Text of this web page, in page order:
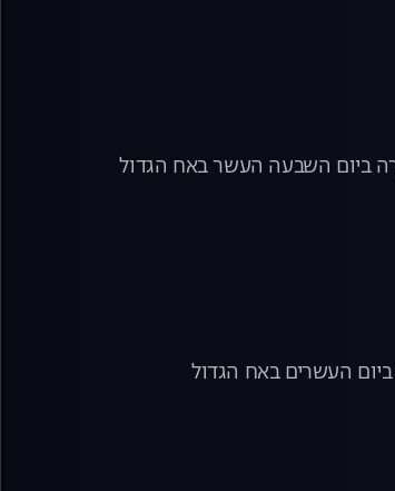
ביום השבעה העשר באח הגדול
העשרים באח הגדול